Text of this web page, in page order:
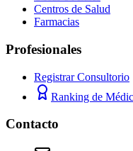
Centros de Salud
Farmacias
Profesionales
Registrar Consultorio
Ranking de
Contacto